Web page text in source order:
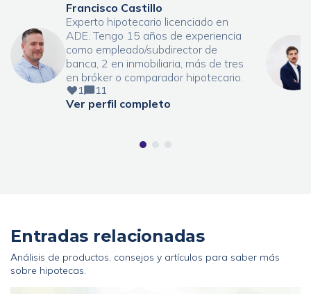
Francisco Castillo
Experto hipotecario licenciado en
ADE. Tengo 15 años de experiencia
como empleado/subdirector de
banca, 2 en inmobiliaria, más de tres
en bróker o comparador hipotecario.
1 11
Ver perfil completo
Entradas relacionadas
Análisis de productos, consejos y artículos para saber más
sobre hipotecas.